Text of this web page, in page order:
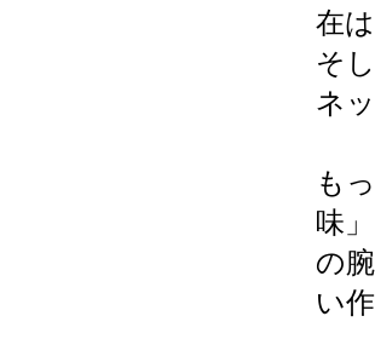
在
そ
ネ
も
味
の
い